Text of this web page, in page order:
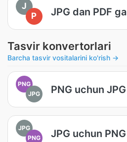
J
P
JPG dan PDF ga
Tasvir konvertorlari
Barcha tasvir vositalarini ko'rish →
PNG
JPG
PNG uchun JPG
JPG
PNG
JPG uchun PNG